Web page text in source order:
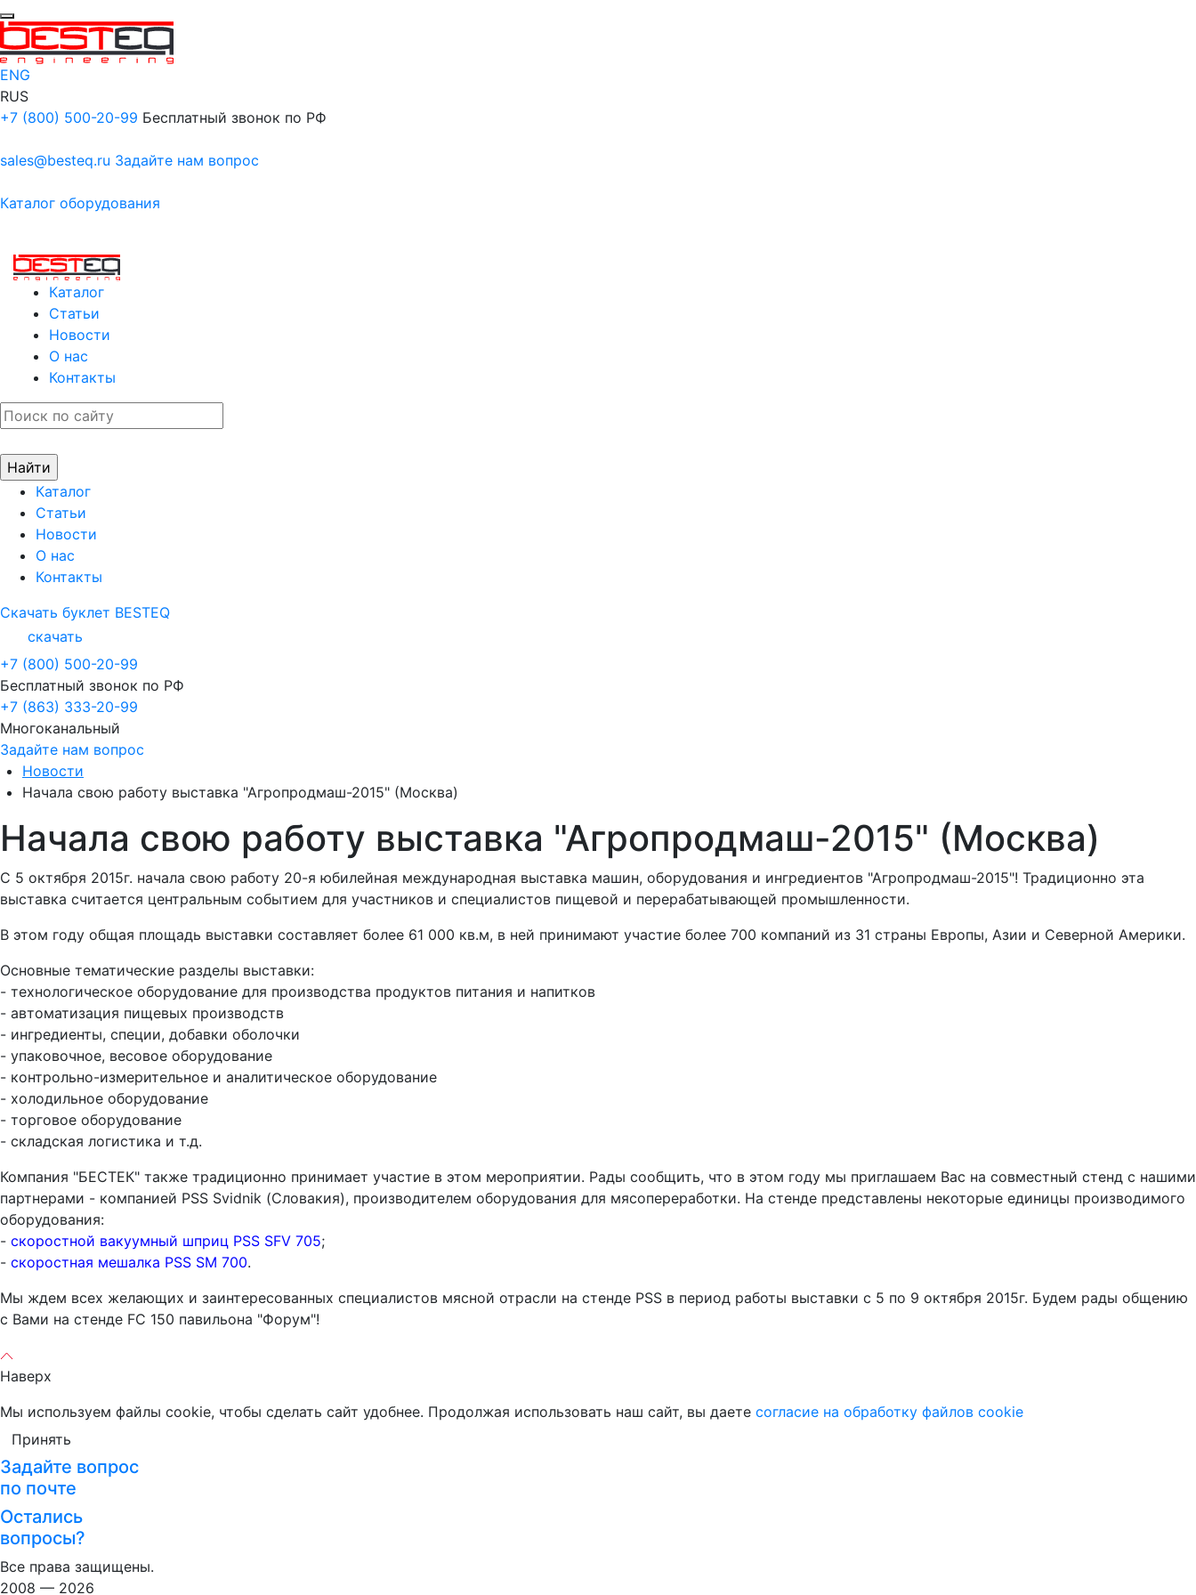
ENG
RUS
+7 (800) 500-20-99 Бесплатный звонок по РФ
sales@besteq.ru Задайте нам вопрос
Каталог оборудования
Каталог
Статьи
Новости
О нас
Контакты
Каталог
Статьи
Новости
О нас
Контакты
Скачать буклет BESTEQ
скачать
+7 (800) 500-20-99
Бесплатный звонок по РФ
+7 (863) 333-20-99
Многоканальный
Задайте нам вопрос
Новости
Начала свою работу выставка "Агропродмаш-2015" (Москва)
Начала свою работу выставка "Агропродмаш-2015" (Москва)
С 5 октября 2015г. начала свою работу 20-я юбилейная международная выставка машин, оборудования и ингредиентов "Агропродмаш-2015"! Традиционно эта
выставка считается центральным событием для участников и специалистов пищевой и перерабатывающей промышленности.
В этом году общая площадь выставки составляет более 61 000 кв.м, в ней принимают участие более 700 компаний из 31 страны Европы, Азии и Северной Америки.
Основные тематические разделы выставки:
- технологическое оборудование для производства продуктов питания и напитков
- автоматизация пищевых производств
- ингредиенты, специи, добавки оболочки
- упаковочное, весовое оборудование
- контрольно-измерительное и аналитическое оборудование
- холодильное оборудование
- торговое оборудование
- складская логистика и т.д.
Компания "БЕСТЕК" также традиционно принимает участие в этом мероприятии. Рады сообщить, что в этом году мы приглашаем Вас на совместный стенд с нашими
партнерами - компанией PSS Svidnik (Словакия), производителем оборудования для мясопереработки. На стенде представлены некоторые единицы производимого
оборудования:
- скоростной вакуумный шприц PSS SFV 705;
- скоростная мешалка PSS SM 700.
Мы ждем всех желающих и заинтересованных специалистов мясной отрасли на стенде PSS в период работы выставки с 5 по 9 октября 2015г. Будем рады общению
с Вами на стенде FC 150 павильона "Форум"!
Наверх
Мы используем файлы cookie, чтобы сделать сайт удобнее. Продолжая использовать наш сайт, вы даете согласие на обработку файлов cookie
Принять
Задайте вопрос
по почте
Остались
вопросы?
Все права защищены.
2008 — 2026